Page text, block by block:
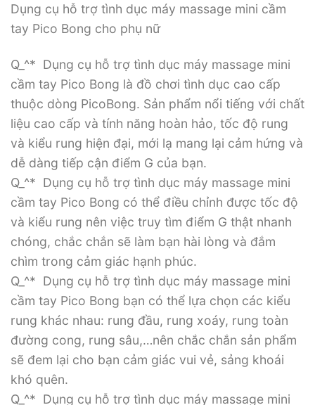
Dụng cụ hỗ trợ tình dục máy massage mini cầm
tay Pico Bong cho phụ nữ
Q_^* Dụng cụ hỗ trợ tình dục máy massage mini
cầm tay Pico Bong là đồ chơi tình dục cao cấp
thuộc dòng PicoBong. Sản phẩm nổi tiếng với chất
liệu cao cấp và tính năng hoàn hảo, tốc độ rung
và kiểu rung hiện đại, mới lạ mang lại cảm hứng và
dễ dàng tiếp cận điểm G của bạn.
Q_^* Dụng cụ hỗ trợ tình dục máy massage mini
cầm tay Pico Bong có thể điều chỉnh được tốc độ
và kiểu rung nên việc truy tìm điểm G thật nhanh
chóng, chắc chắn sẽ làm bạn hài lòng và đắm
chìm trong cảm giác hạnh phúc.
Q_^* Dụng cụ hỗ trợ tình dục máy massage mini
cầm tay Pico Bong bạn có thể lựa chọn các kiểu
rung khác nhau: rung đầu, rung xoáy, rung toàn
đường cong, rung sâu,…nên chắc chắn sản phẩm
sẽ đem lại cho bạn cảm giác vui vẻ, sảng khoái
khó quên.
Q_^* Dụng cụ hỗ trợ tình dục máy massage mini